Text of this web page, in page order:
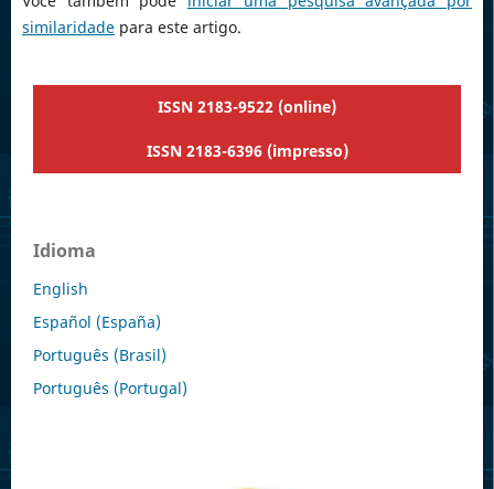
similaridadepara este artigo.
ISSN 2183-9522 (online)
ISSN 2183-6396 (impresso)
Idioma
English
Español (España)
Português (Brasil)
Português (Portugal)